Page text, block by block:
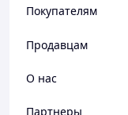
Покупателям
Продавцам
О нас
Партнеры